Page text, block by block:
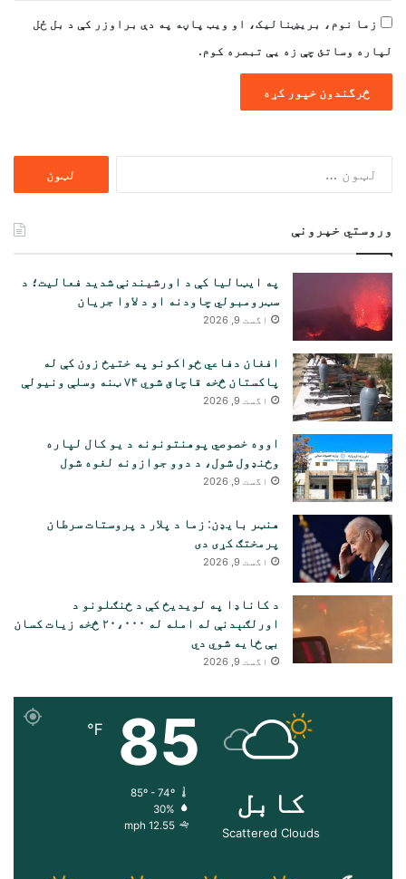
زما نوم، بریښنالیک، او ویب پاڼه په دې براوزر کې د بل ځل
لپاره وساتئ چې زه یې تبصره کوم.
وروستي خپرونې
په ایټالیا کې د اورشیندنې شدید فعالیت؛ د
سټرومبولي چاودنه او د لاوا جریان
اگست 9, 2026
افغان دفاعي ځواکونو په ختیځ زون کې له
پاکستان څخه قاچاق شوي ۷۴ ټنه وسلې ونیولې
اگست 9, 2026
اووه خصوصي پوهنتونونه د یو کال لپاره
وځنډول شول، د دوو جوازونه لغوه شول
اگست 9, 2026
هنټر بایډن: زما د پلار د پروستات سرطان
پرمختګ کړی دی
اگست 9, 2026
د کاناډا په لویدیځ کې د ځنګلونو د
اورلګېدنې له امله له ۲۰،۰۰۰ څخه زیات کسان
بې ځایه شوي دي
اگست 9, 2026
کابل
Scattered Clouds
85
℉
85º - 74º
30%
12.55 mph